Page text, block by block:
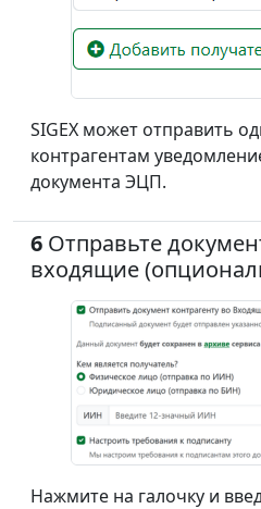
SIGEX может отправить
контрагентам
документа ЭЦП.
6 Отправьте
входящие
Нажмите на галочку и